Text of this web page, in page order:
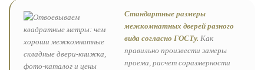
Стандартные размеры
межкомнатных дверей разного
вида согласно ГОСТу. Как
правильно произвести замеры
проема, расчет соразмерности